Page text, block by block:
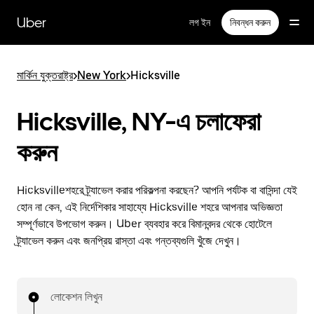
প্রধান
বিষয়সূচিতে
Uber লগ ইন নিবন্ধন করুন
মার্কিন যুক্তরাষ্ট্র>New York>Hicksville
Hicksville, NY-এ চলাফেরা
করুন
Hicksvilleশহরে ট্র্যাভেল করার পরিকল্পনা করছেন? আপনি পর্যটক বা বাসিন্দা যেই
হোন না কেন, এই নির্দেশিকার সাহায্যে Hicksville শহরে আপনার অভিজ্ঞতা
সম্পূর্ণভাবে উপভোগ করুন। Uber ব্যবহার করে বিমানবন্দর থেকে হোটেলে
ট্র্যাভেল করুন এবং জনপ্রিয় রাস্তা এবং গন্তব্যগুলি খুঁজে দেখুন।
লোকেশন লিখুন